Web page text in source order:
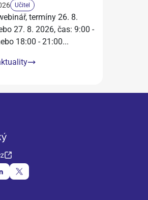
Učitel
termíny 26. 8.
27. 8. 2026, čas: 9:00 -
18:00 - 21:00...